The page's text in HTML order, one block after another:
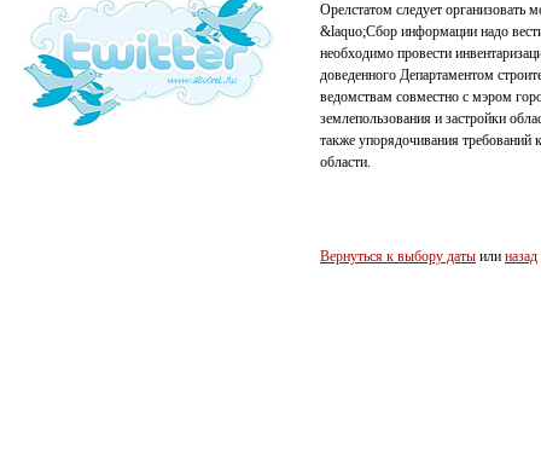
Орелстатом следует организовать
&laquo;Сбор информации надо
необходимо провести
доведенного Департаментом
ведомствам совместно с мэром
землепользования и застройки
также упорядочивания требований
области.
Вернуться к выбору даты или назад